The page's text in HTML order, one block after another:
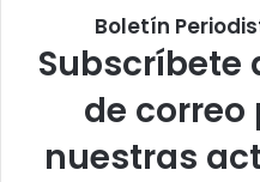
Boletín
Subscríbete
de
nuestras